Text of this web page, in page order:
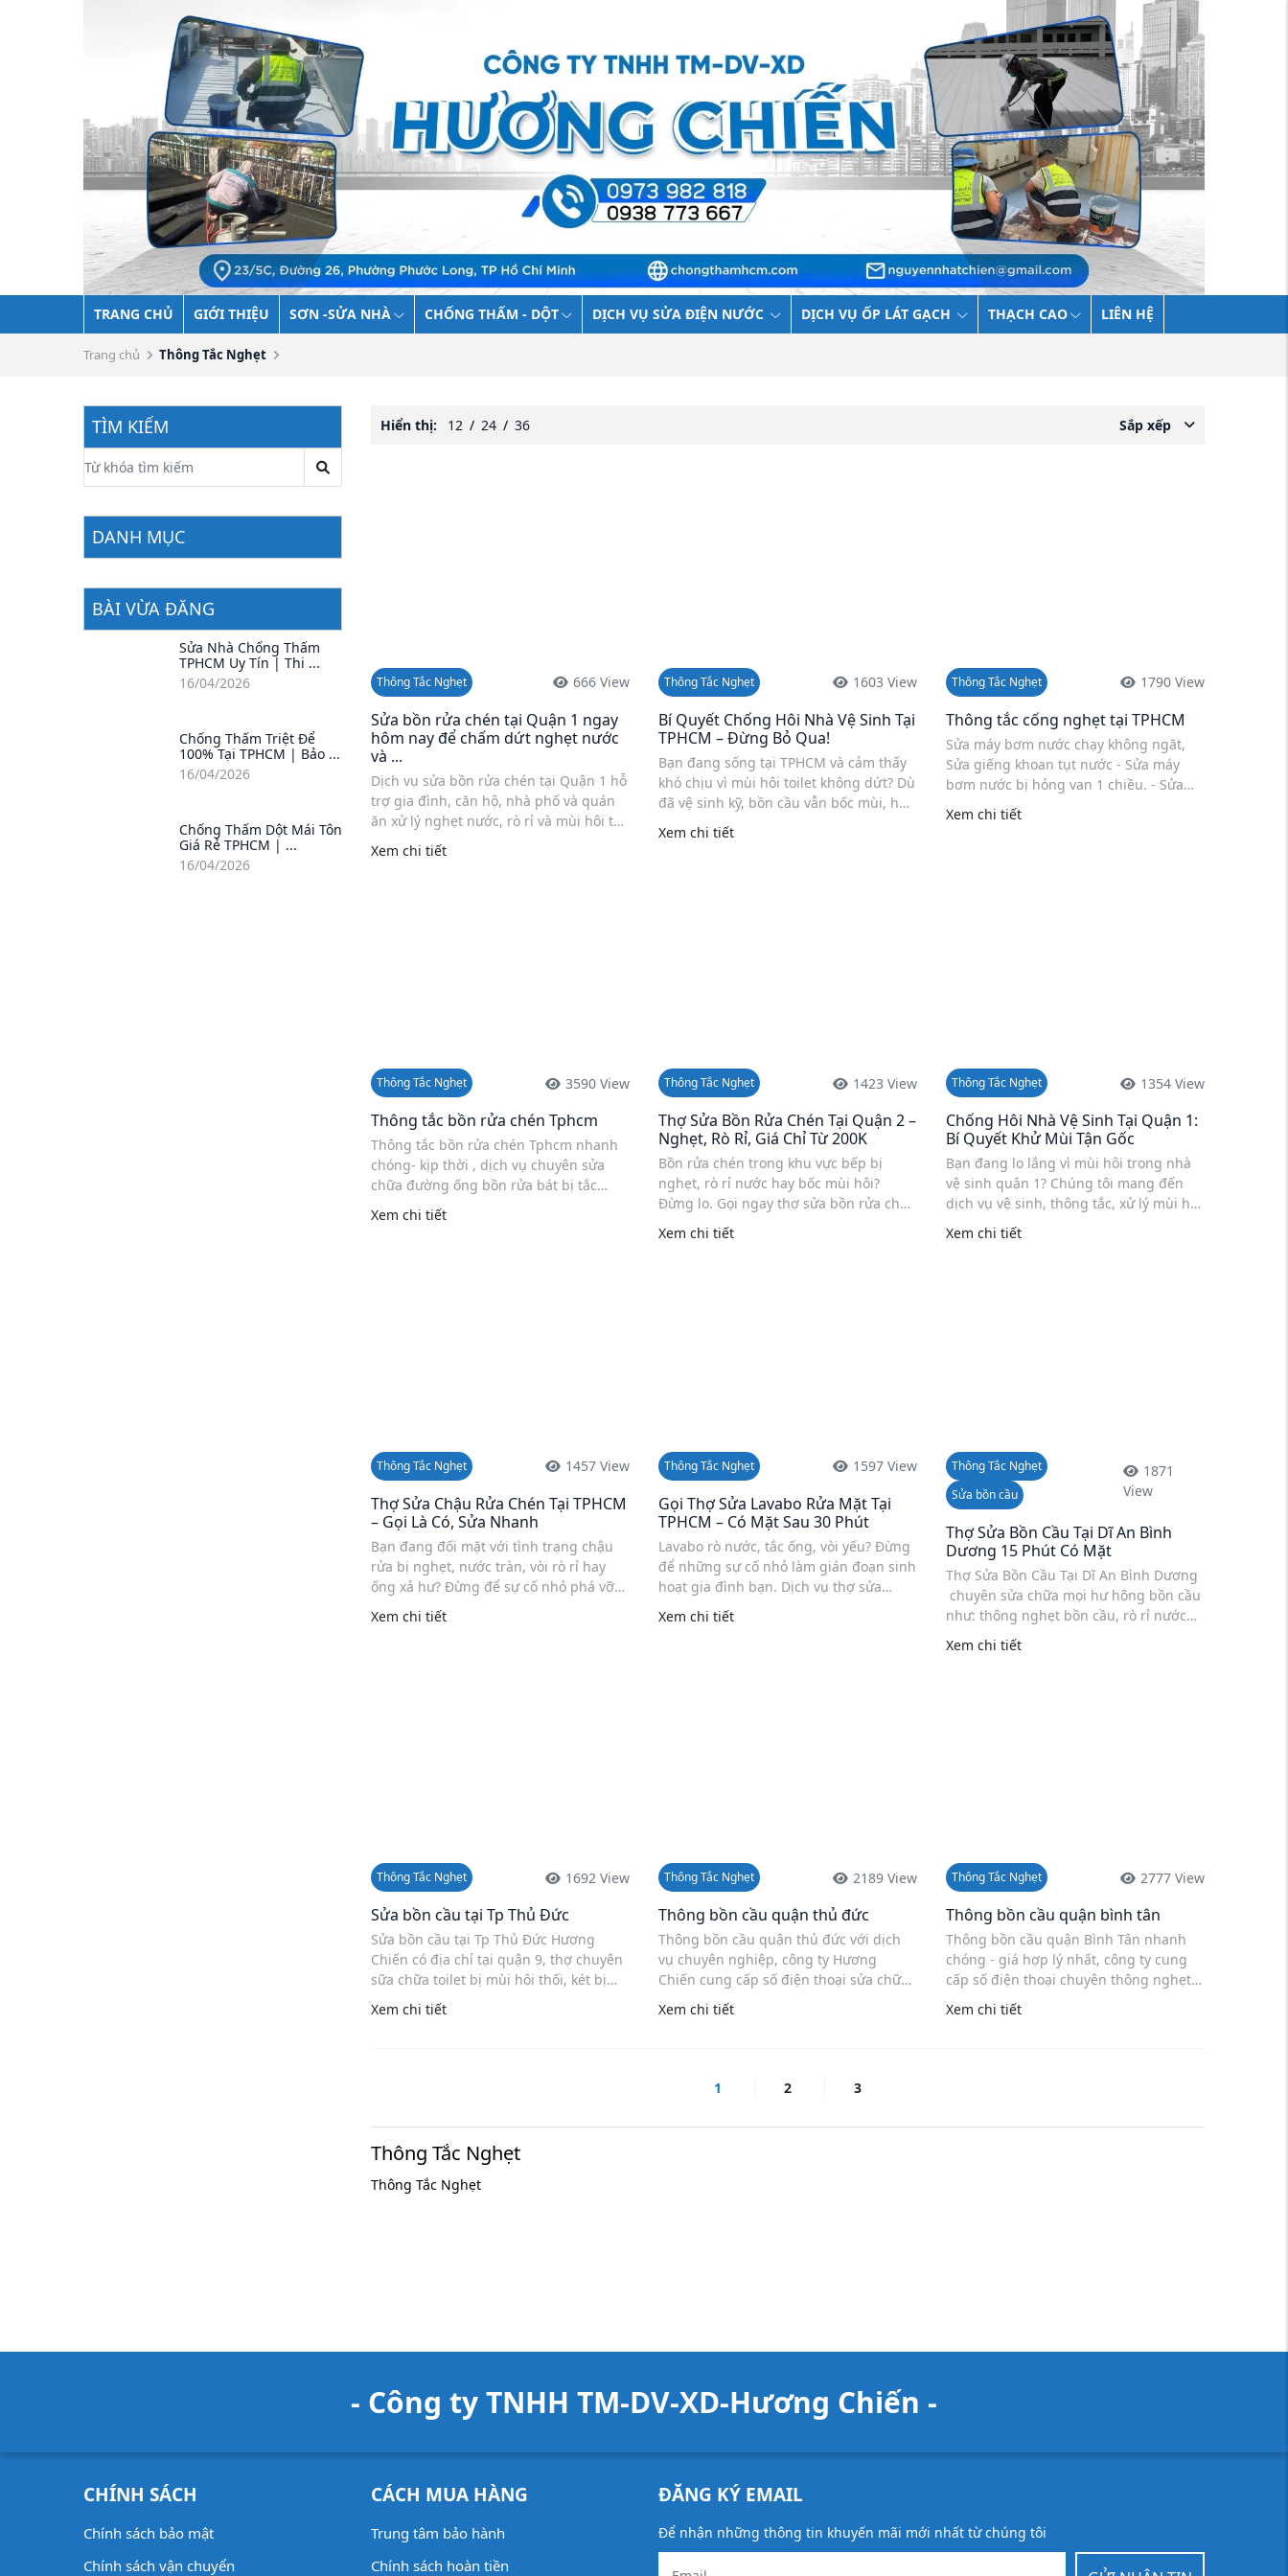
TRANG CHỦ GIỚI THIỆU SƠN -SỬA NHÀ CHỐNG THẤM - DỘT DỊCH VỤ SỬA ĐIỆN NƯỚC DỊCH VỤ ỐP LÁT GẠCH THẠCH CAO LIÊN HỆ
Trang chủ Thông Tắc Nghẹt
TÌM KIẾM
DANH MỤC
BÀI VỪA ĐĂNG
Sửa Nhà Chống Thấm
TPHCM Uy Tín | Thi ...
16/04/2026
Chống Thấm Triệt Để
100% Tại TPHCM | Bảo ...
16/04/2026
Chống Thấm Dột Mái Tôn
Giá Rẻ TPHCM | ...
16/04/2026
Hiển thị: 12 / 24 / 36 Sắp xếp
Thông Tắc Nghẹt 666 View
Sửa bồn rửa chén tại Quận 1 ngay
hôm nay để chấm dứt nghẹt nước
và ...
Dịch vụ sửa bồn rửa chén tại Quận 1 hỗ
trợ gia đình, căn hộ, nhà phố và quán
ăn xử lý nghẹt nước, rò rỉ và mùi hôi từ
hệ thống ...
Xem chi tiết
Thông Tắc Nghẹt 1603 View
Bí Quyết Chống Hôi Nhà Vệ Sinh Tại
TPHCM – Đừng Bỏ Qua!
Bạn đang sống tại TPHCM và cảm thấy
khó chịu vì mùi hôi toilet không dứt? Dù
đã vệ sinh kỹ, bồn cầu vẫn bốc mùi, hay
thoát sàn bốc khí lạ? Chúng tôi mang
đến giải pháp chống hôi nhà vệ sinh ...
Xem chi tiết
Thông Tắc Nghẹt 1790 View
Thông tắc cống nghẹt tại TPHCM
Sửa máy bơm nước chạy không ngăt,
Sửa giếng khoan tụt nước - Sửa máy
bơm nước bị hỏng van 1 chiều. - Sửa
máy bơm nước bị hỏng rơ - le ở loại
bơm áp lực. - Sửa máy bơm nước bị
Xem chi tiết
Thông Tắc Nghẹt 3590 View
Thông tắc bồn rửa chén Tphcm
Thông tắc bồn rửa chén Tphcm nhanh
chóng- kịp thời , dịch vụ chuyên sửa
chữa đường ống bồn rửa bát bị tắc
nghẽn, tại sao xả không xuống nước,
xuống chậm, yếu ở quận 1, 2, 3, 4, 5, ...
Xem chi tiết
Thông Tắc Nghẹt 1423 View
Thợ Sửa Bồn Rửa Chén Tại Quận 2 –
Nghẹt, Rò Rỉ, Giá Chỉ Từ 200K
Bồn rửa chén trong khu vực bếp bị
nghẹt, rò rỉ nước hay bốc mùi hôi?
Đừng lo. Gọi ngay thợ sửa bồn rửa chén
tại Quận 2 để được hỗ trợ tận nơi.
Chúng tôi chuyên xử lý mọi sự cố liên
Xem chi tiết
Thông Tắc Nghẹt 1354 View
Chống Hôi Nhà Vệ Sinh Tại Quận 1:
Bí Quyết Khử Mùi Tận Gốc
Bạn đang lo lắng vì mùi hôi trong nhà
vệ sinh quận 1? Chúng tôi mang đến
dịch vụ vệ sinh, thông tắc, xử lý mùi hôi
toilet quận 1, khử mùi hôi bồn cầu quận
1 với thiết bị hiện đại và đội ngũ ...
Xem chi tiết
Thông Tắc Nghẹt 1457 View
Thợ Sửa Chậu Rửa Chén Tại TPHCM
– Gọi Là Có, Sửa Nhanh
Bạn đang đối mặt với tình trạng chậu
rửa bị nghẹt, nước tràn, vòi rò rỉ hay
ống xả hư? Đừng để sự cố nhỏ phá vỡ
nhịp sống gia đình bạn. Dịch vụ thợ
sửa chậu rửa chén tại TP.HCM luôn sẵn
Xem chi tiết
Thông Tắc Nghẹt 1597 View
Gọi Thợ Sửa Lavabo Rửa Mặt Tại
TPHCM – Có Mặt Sau 30 Phút
Lavabo rò nước, tắc ống, vòi yếu? Đừng
để những sự cố nhỏ làm gián đoạn sinh
hoạt gia đình bạn. Dịch vụ thợ sửa
lavabo rửa mặt tại TPHCM hỗ trợ nhanh
chóng tại nhà, xử lý các lỗi thường gặp
Xem chi tiết
Thông Tắc Nghẹt
Sửa bồn cầu
1871
View
Thợ Sửa Bồn Cầu Tại Dĩ An Bình
Dương 15 Phút Có Mặt
Thợ Sửa Bồn Cầu Tại Dĩ An Bình Dương
chuyên sửa chữa mọi hư hõng bồn cầu
như: thông nghẹt bồn cầu, rò rỉ nước
bồn cầu, nhấn không xả, gãy cần gạt,
thay phao, thay dây cấp nước, ...
Xem chi tiết
Thông Tắc Nghẹt 1692 View
Sửa bồn cầu tại Tp Thủ Đức
Sửa bồn cầu tại Tp Thủ Đức Hương
Chiến có địa chỉ tại quận 9, thợ chuyên
sữa chữa toilet bị mùi hôi thối, két bị
hết nước xả không trôi, vòi xịt rò rỉ, báo
giá hết bao nhiêu tiền ...
Xem chi tiết
Thông Tắc Nghẹt 2189 View
Thông bồn cầu quận thủ đức
Thông bồn cầu quận thủ đức với dịch
vụ chuyên nghiệp, công ty Hương
Chiến cung cấp số điện thoại sửa chữa
toilet tắc nghẽn, xả không xuống nước,
yếu tại Tphcm
Xem chi tiết
Thông Tắc Nghẹt 2777 View
Thông bồn cầu quận bình tân
Thông bồn cầu quận Bình Tân nhanh
chóng - giá hợp lý nhất, công ty cung
cấp số điện thoại chuyên thông nghẹt
tại Tphcm, sửa chữa bồn cầu xả không
xuống nước, yếu, không trôi giấy ...
Xem chi tiết
1 2 3
Thông Tắc Nghẹt
Thông Tắc Nghẹt
- Công ty TNHH TM-DV-XD-Hương Chiến -
CHÍNH SÁCH
Chính sách bảo mật
Chính sách vận chuyển
CÁCH MUA HÀNG
Trung tâm bảo hành
Chính sách hoàn tiền
ĐĂNG KÝ EMAIL
Để nhận những thông tin khuyến mãi mới nhất từ chúng tôi